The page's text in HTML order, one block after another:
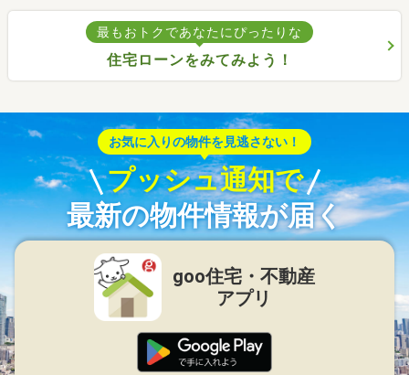
最もおトクであなたにぴったりな
住宅ローンをみてみよう！
お気に入りの物件を見逃さない！
プッシュ通知で
最新の物件情報が届く
goo住宅・不動産
アプリ